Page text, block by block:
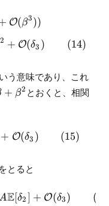
\frac{ 1 +
O(β3 ))
2 + O(δ3 )
う意味であり、これ
+ β2 とおくと、相関
+ O(δ3 )
とると
E[δ2 ] + O(δ3 )